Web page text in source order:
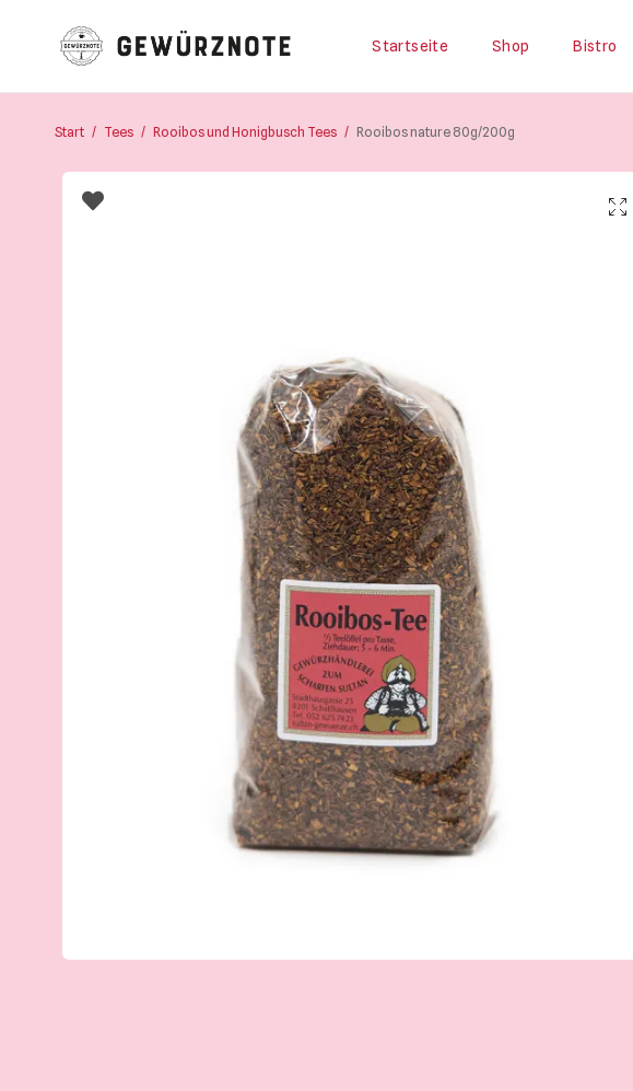
Startseite Shop Bistro
Start / Tees / Rooibos und Honigbusch Tees / Rooibos nature 80g/200g
Startseite
Bestellungen und Rücksendungen
Allgemeine Geschäftsbedingungen